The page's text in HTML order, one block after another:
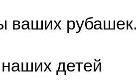
ваших
детей